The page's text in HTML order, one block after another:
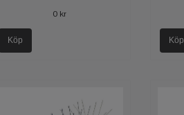
0 kr
Köp Köp